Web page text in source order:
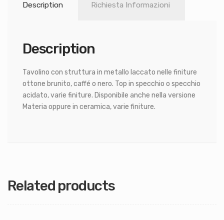
Description Richiesta Informazioni
Description
Tavolino con struttura in metallo laccato nelle finiture
ottone brunito, caffé o nero. Top in specchio o specchio
acidato, varie finiture. Disponibile anche nella versione
Materia oppure in ceramica, varie finiture.
Related products